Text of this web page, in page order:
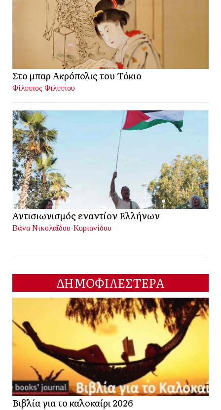
Στο μπαρ Ακρόπολις του Τόκιο
Φίλιππος Φιλίππου
Αντισιωνισμός εναντίον Ελλήνων
Βάνα Νικολαΐδου-Κυριανίδου
ΔΗΜΟΦΙΛΕΣΤΕΡΑ
Βιβλία για το καλοκαίρι 2026